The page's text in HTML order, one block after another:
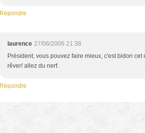
Répondre
laurence 27/06/2006 21:38
Président, vous pouvez faire mieux, c'est bidon
rêver! allez du nerf.
Répondre